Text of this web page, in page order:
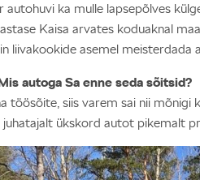
ka mulle lapsepõlves
Kaisa arvates koduaknal
liivakookide asemel meisterdada
autoga Sa enne seda sõitsid?
töösõite, siis varem sai nii
ükskord autot pikemalt